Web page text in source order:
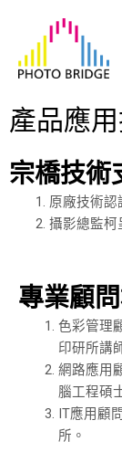
容產品應
宗橋技術
原廠技術認
攝影總監柯
專業顧
色彩管理
印研所講
網路應用
腦工程碩
IT應用顧
所。